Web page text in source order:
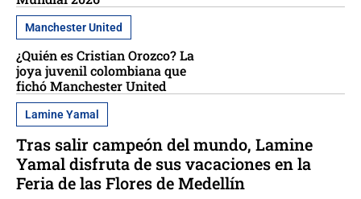
Manchester United
¿Quién es Cristian Orozco? La
joya juvenil colombiana que
fichó Manchester United
Lamine Yamal
Tras salir campeón del mundo, Lamine
Yamal disfruta de sus vacaciones en la
Feria de las Flores de Medellín